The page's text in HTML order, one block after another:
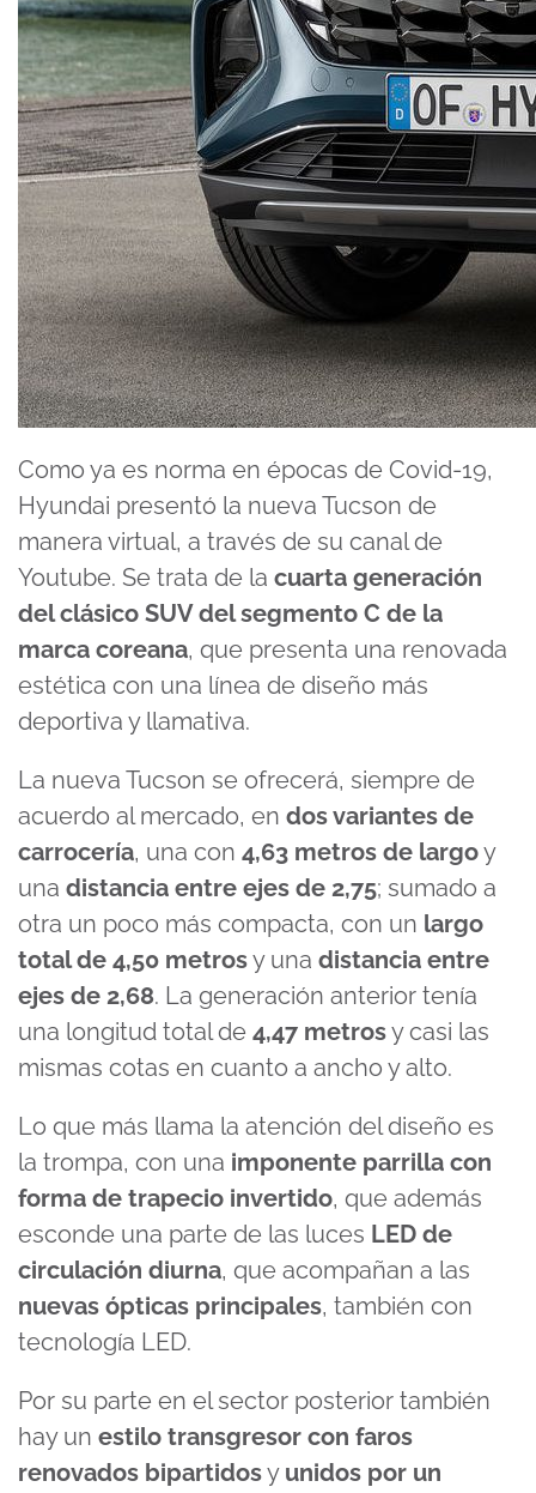
Como ya es norma en épocas de Covid-19,
Hyundai presentó la nueva Tucson de
manera virtual, a través de su canal de
Youtube. Se trata de la cuarta generación
del clásico SUV del segmento C de la
marca coreana, que presenta una renovada
estética con una línea de diseño más
deportiva y llamativa.
La nueva Tucson se ofrecerá, siempre de
acuerdo al mercado, en dos variantes de
carrocería, una con 4,63 metros de largoy
una distancia entre ejes de 2,75; sumado a
otra un poco más compacta, con un largo
total de 4,50 metrosy una distancia entre
ejes de 2,68. La generación anterior tenía
una longitud total de 4,47 metrosy casi las
mismas cotas en cuanto a ancho y alto.
Lo que más llama la atención del diseño es
la trompa, con una imponente parrilla con
forma de trapecio invertido, que además
esconde una parte de las luces LED de
circulación diurna, que acompañan a las
nuevas ópticas principales, también con
tecnología LED.
Por su parte en el sector posterior también
hay un estilo transgresor con faros
renovados bipartidosy unidos por un